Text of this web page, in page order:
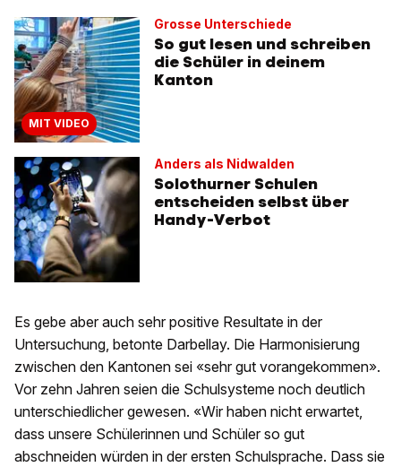
MIT VIDEO
Grosse Unterschiede
So gut lesen und schreiben
die Schüler in deinem
Kanton
Anders als Nidwalden
Solothurner Schulen
entscheiden selbst über
Handy-Verbot
Es gebe aber auch sehr positive Resultate in der
Untersuchung, betonte Darbellay. Die Harmonisierung
zwischen den Kantonen sei «sehr gut vorangekommen».
Vor zehn Jahren seien die Schulsysteme noch deutlich
unterschiedlicher gewesen. «Wir haben nicht erwartet,
dass unsere Schülerinnen und Schüler so gut
abschneiden würden in der ersten Schulsprache. Dass sie